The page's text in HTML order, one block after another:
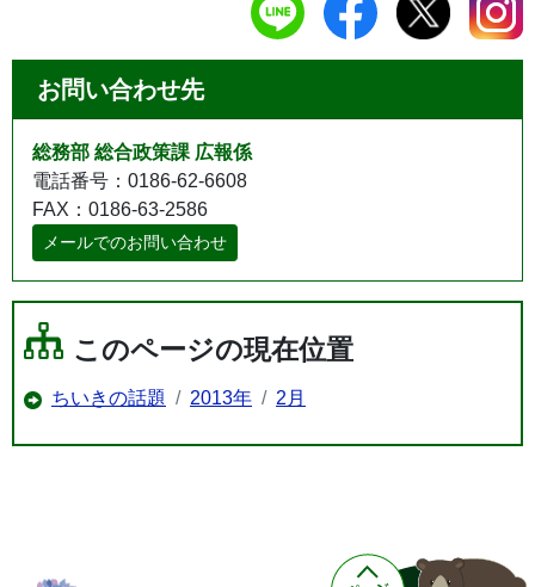
お問い合わせ先
総務部 総合政策課 広報係
電話番号：0186-62-6608
FAX：0186-63-2586
メールでのお問い合わせ
このページの現在位置
ちいきの話題 2013年 2月